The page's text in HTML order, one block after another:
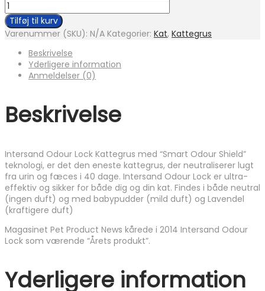
Tilføj til kurv
Varenummer (SKU): N/A Kategorier: Kat, Kattegrus
Beskrivelse
Yderligere information
Anmeldelser (0)
Beskrivelse
Intersand Odour Lock Kattegrus med “Smart Odour Shield”
teknologi, er det den eneste kattegrus, der neutraliserer lugt
fra urin og fæces i 40 dage. Intersand Odour Lock er ultra-
effektiv og sikker for både dig og din kat. Findes i både neutral
(ingen duft) og med babypudder (mild duft) og Lavendel
(kraftigere duft)
Magasinet Pet Product News kårede i 2014 Intersand Odour
Lock som værende “Årets produkt”.
Yderligere information